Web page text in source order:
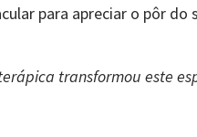
para apreciar o pôr do
transformou este